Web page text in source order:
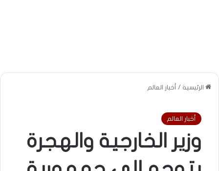
الرئيسية / أخبار العالم
أخبار العالم
وزير الخارجية والهجرة